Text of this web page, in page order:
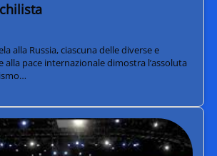
alla Russia, ciascuna delle diverse e
alla pace internazionale dimostra l’assoluta